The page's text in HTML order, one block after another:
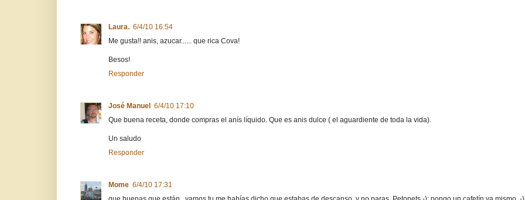
Laura. 6/4/10 16:54
Me gusta!! anis, azucar...... que rica Cova!
Besos!
Responder
José Manuel
6/4/10 17:10
Que buena receta, donde compras el anís líquido. Que es anis dulce ( el aguardiente de toda la vida).
Un saludo
Responder
Mome 6/4/10 17:31